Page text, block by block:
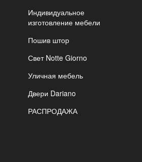
Индивидуальное
изготовление мебели
Пошив штор
Свет Notte Giorno
Уличная мебель
Двери Dariano
РАСПРОДАЖА